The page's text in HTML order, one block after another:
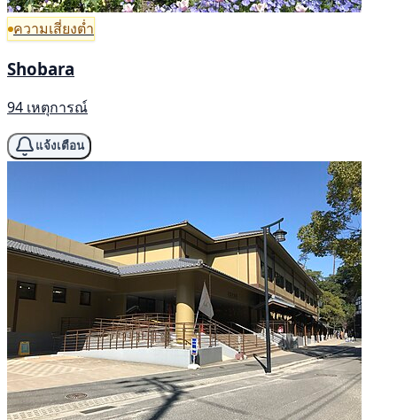
ความเสี่ยงต่ำ
Shobara
94 เหตุการณ์
แจ้งเตือน